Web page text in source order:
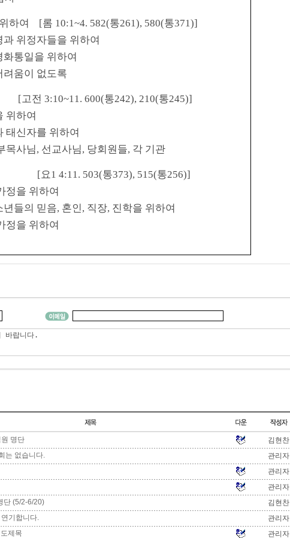
하여 [롬 10:1~4. 582(통261), 580(통371)]
위정자들을 위하여
통일을 위하여
움이 없도록
[고전 3:10~11. 600(통242), 210(통245)]
위하여
신자를 위하여
목사님, 선교사님, 당회원들, 각 기관
[요1 4:11. 503(통373), 515(통256)]
을 위하여
들의 믿음, 혼인, 직장, 진학을 위하여
을 위하여
명단 김현찬
는 없습니다. 관리자
관리자
관리자
단 (5/2-6/20) 김현찬
기합니다. 관리자
제목 관리자